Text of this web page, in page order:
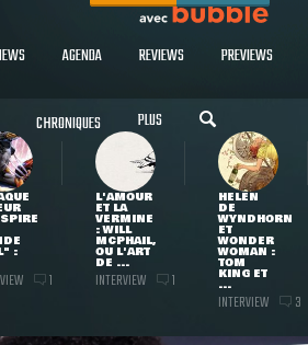
AGENDA REVIEWS PREVIEWS
CHRONIQUES PLUS
:
1
L'AMOUR
ET LA
VERMINE
: WILL
MCPHAIL,
OU L'ART
DE ...
INTERVIEW 1
HELEN
DE
WYNDHORN
ET
WONDER
WOMAN :
TOM
KING ET
...
INTERVIEW 3